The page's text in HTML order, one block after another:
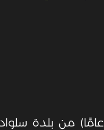
استشهد الليلة الماضية، الأسير الفتى وليد خالد أحمد (17